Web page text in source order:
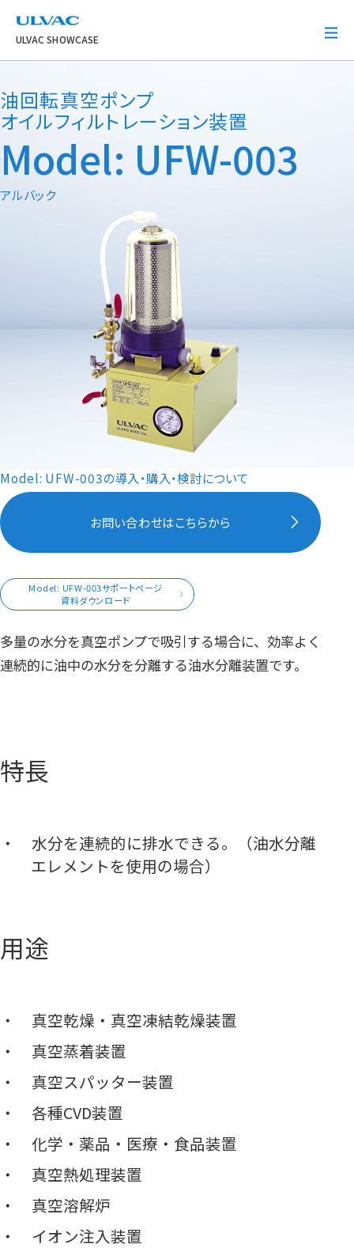
ULVAC
ULVAC SHOWCASE
油回転真空ポンプ
オイルフィルトレーション装置
Model: UFW-003
アルバック
Model: UFW-003の導入・購入・検討について
お問い合わせはこちらから
Model: UFW-003サポートページ
資料ダウンロード
多量の水分を真空ポンプで吸引する場合に、効率よく
連続的に油中の水分を分離する油水分離装置です。
特長
水分を連続的に排水できる。（油水分離
エレメントを使用の場合）
用途
真空乾燥・真空凍結乾燥装置
真空蒸着装置
真空スパッター装置
各種CVD装置
化学・薬品・医療・食品装置
真空熱処理装置
真空溶解炉
イオン注入装置